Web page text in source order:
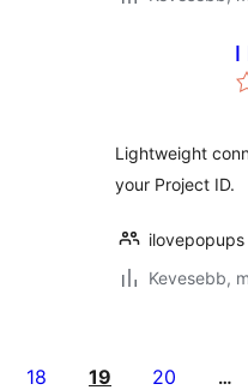
I
Lightweight
your Project ID.
ilovepopups
Kevesebb,
18 19 20 …